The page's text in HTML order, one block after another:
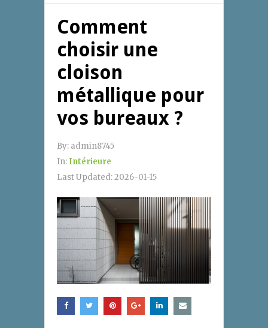
Comment
choisir une
cloison
métallique pour
vos bureaux ?
By: admin8745
In: Intérieure
Last Updated:2026-01-15